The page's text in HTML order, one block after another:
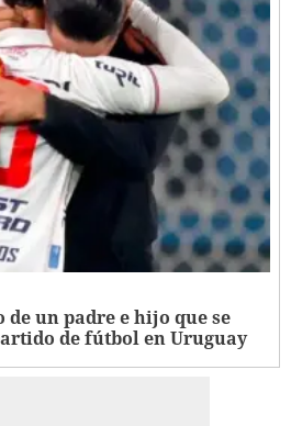
un padre e hijo que se
de fútbol en Uruguay